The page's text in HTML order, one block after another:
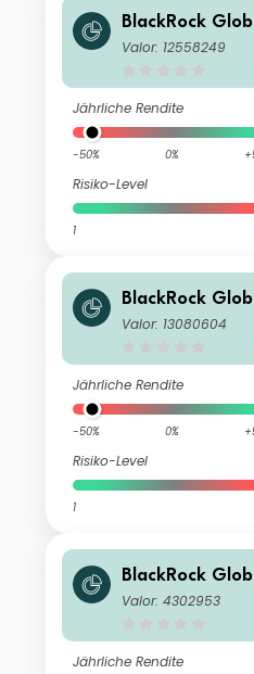
BlackRock
gy Fund A2
Valor: 12558249
Jährliche Rendite
-50% 0%
Risiko-Level
1
BlackRock
gy Fund D4
Valor: 13080604
Jährliche Rendite
-50% 0%
Risiko-Level
1
BlackRock
gy Fund I2
Valor: 4302953
Jährliche Rendite